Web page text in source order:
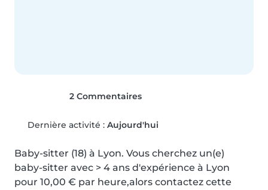
2 Commentaires
Dernière activité : Aujourd'hui
Baby-sitter (18) à Lyon. Vous cherchez un(e)
baby-sitter avec > 4 ans d'expérience à Lyon
pour 10,00 € par heure,alors contactez cette